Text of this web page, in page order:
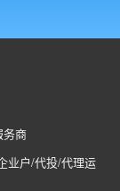
务商
业户/代投/代理运